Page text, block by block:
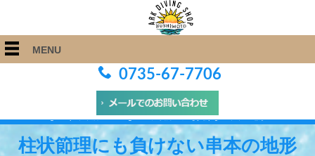
MENU
0735-67-7706
ARK Diving Shop 串本店 > Blog > 柱状節理にも負けない串本の地形
柱状節理にも負けない串本の地形